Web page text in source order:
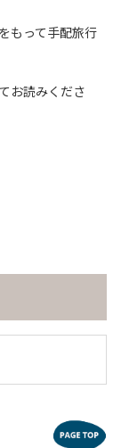
なくても、上
の濁りに注意
中止する。
ついての注意
もって手配旅行
お読みくださ